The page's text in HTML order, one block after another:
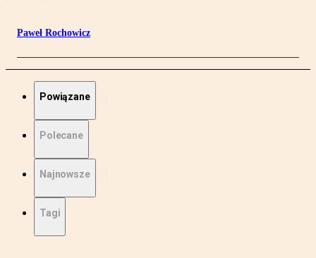
Paweł Rochowicz
Powiązane
Polecane
Najnowsze
Tagi